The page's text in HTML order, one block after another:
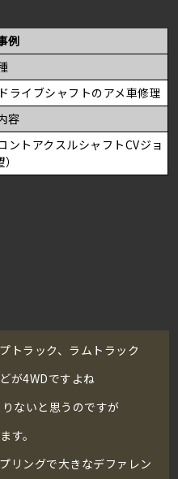
例
イブシャフトのアメ車修理
容
トアクスルシャフトCVジョ
トラック、ラムトラック
が4WDですよね
ないと思うのですが
す。
リングで大きなデファレン